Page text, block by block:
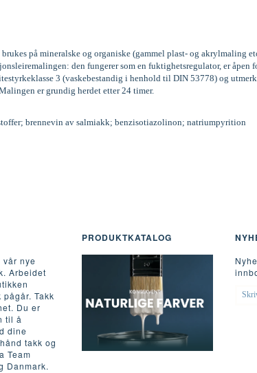
på mineralske og organiske (gammel plast- og akrylmaling
den fungerer som en fuktighetsregulator, er
3 (vaskebestandig i henhold til DIN 53778) og
er grundig herdet etter 24 timer.
brennevin av salmiakk; benzisotiazolinon; natriumpyrition
vår nye
Arbeidet
Takk
Du er
til å
dine
takk og
Team
Danmark.
PRODUKTKATALOG
SKRIV